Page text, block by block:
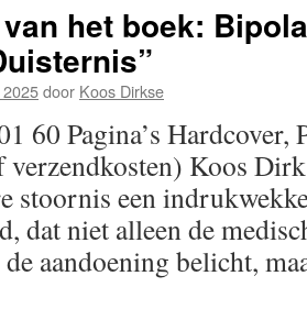
het boek:
door Koos Dirkse
60 Pagina’s Hardcover,
verzendkosten) Koos
stoornis een
dat niet alleen de
de aandoening belicht,